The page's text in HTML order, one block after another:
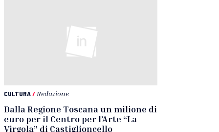
CULTURA/ Redazione
Dalla Regione Toscana un milione di
euro per il Centro per l’Arte “La
Virgola” di Castiglioncello